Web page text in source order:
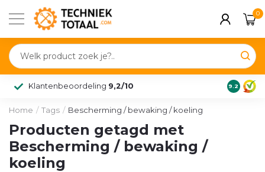
0
Klantenbeoordeling 9,2/10 9.2
Home / Tags / Bescherming / bewaking / koeling
Producten getagd met
Bescherming / bewaking /
koeling